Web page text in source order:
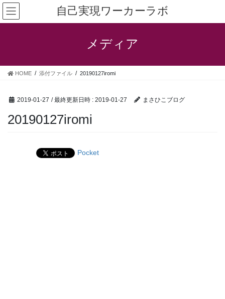
コ
ン
テ
ス
ナ
ビ
ゲ
ン
自己実現ワーカーラボ
メディア
HOME 添付ファイル 20190127iromi
2019-01-27 / 最終更新日時 : 2019-01-27 まさひこブログ
20190127iromi
Pocket